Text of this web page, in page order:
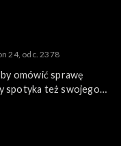
24, odc. 2378
omówić sprawę
spotyka też swojego
okazję, by wyjaśnić
pójdzie jak z